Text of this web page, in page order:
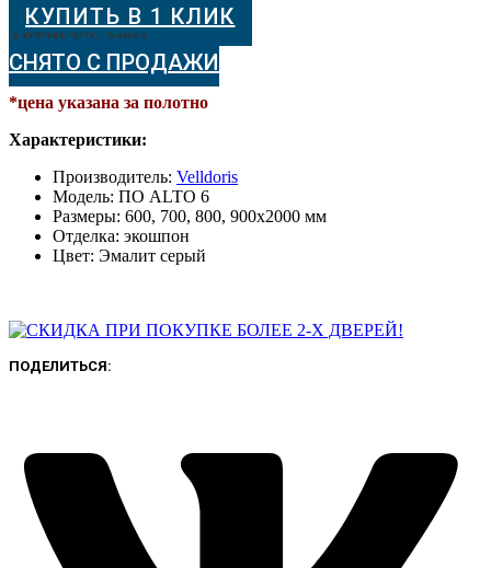
КУПИТЬ В 1 КЛИК
АРТИКУЛ: 24911
СНЯТО С ПРОДАЖИ
*цена указана за полотно
Характеристики:
Производитель: Velldoris
Модель: ПО ALTO 6
Размеры: 600, 700, 800, 900х2000 мм
Отделка: экошпон
Цвет: Эмалит серый
ПОДЕЛИТЬСЯ: